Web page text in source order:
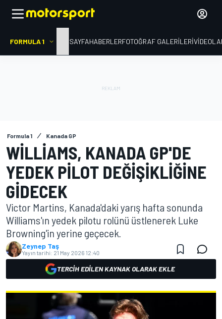
FORMULA 1 ANA SAYFAHABERLERFOTOĞRAF GALERILERI
Formula 1 Kanada GP
WILLIAMS, KANADA GP'DE
YEDEK PILOT DEĞIŞIKLIĞINE
GIDECEK
Victor Martins, Kanada'daki yarış hafta sonunda
Williams'ın yedek pilotu rolünü üstlenerek Luke
Browning'in yerine geçecek.
Zeynep Taş
Yayın tarihi: 21 May 2026 12:40
TERCIH EDILEN KAYNAK OLARAK EKLE